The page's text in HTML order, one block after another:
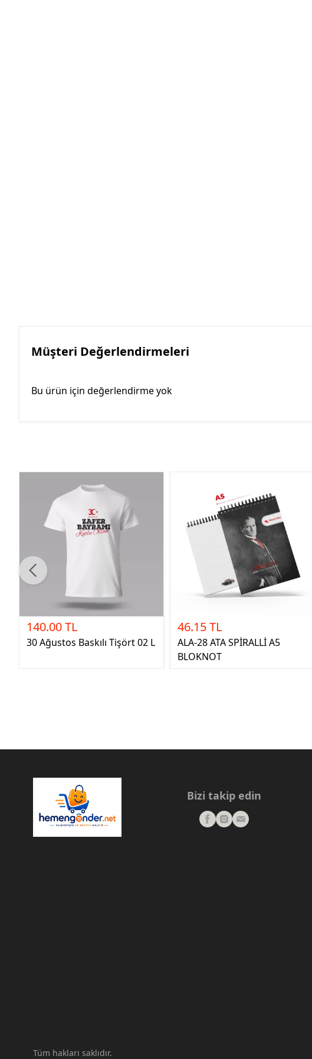
Müşteri Değerlendirmeleri
Bu ürün için değerlendirme yok
140.00 TL
30 Ağustos Baskılı Tişört 02 L
46.15 TL
ALA-28 ATA SPİRALLİ A5
BLOKNOT
Bizi takip edin
Tüm hakları saklıdır.